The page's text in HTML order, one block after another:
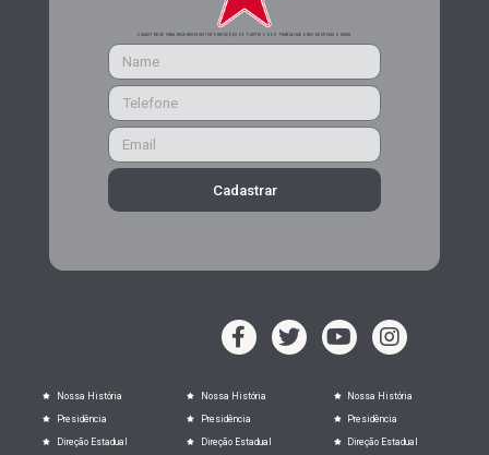
CADASTRE-SE PARA RECEBER MAIS INFORMAÇÕES DO PARTIDO DOS TRABALHADORES DE MINAS GERAIS
Cadastrar
Nossa História
Presidência
Direção Estadual
Nossa História
Presidência
Direção Estadual
Nossa História
Presidência
Direção Estadual